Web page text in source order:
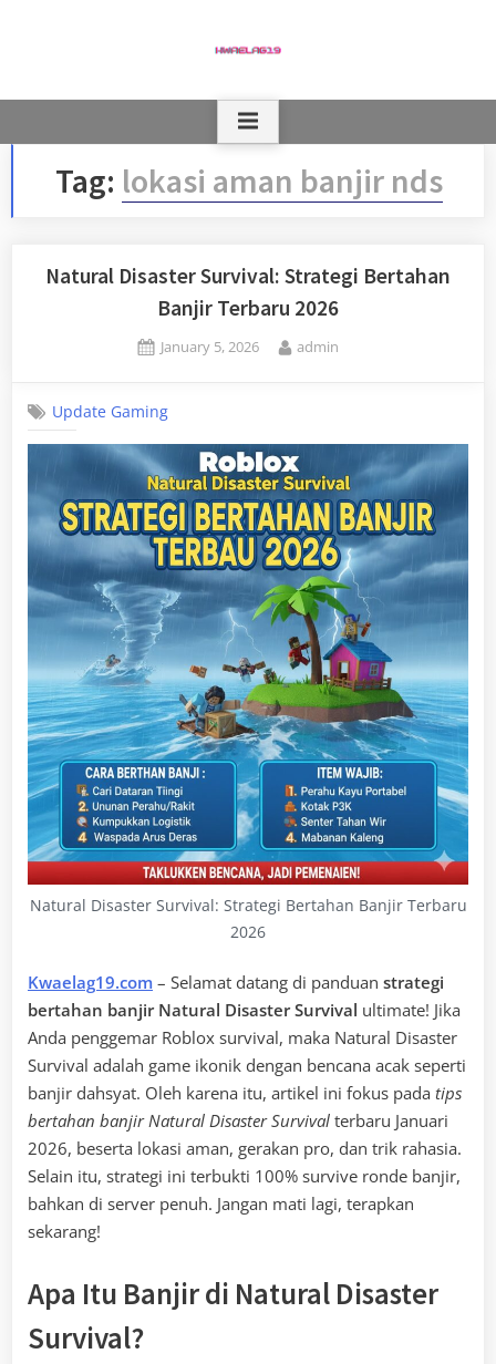
Tag: lokasi aman banjir nds
Natural Disaster Survival: Strategi Bertahan
Banjir Terbaru 2026
Posted
January 5, 2026 By
admin
Update Gaming
Natural Disaster Survival: Strategi Bertahan Banjir Terbaru
2026
Kwaelag19.com – Selamat datang di panduan strategi
bertahan banjir Natural Disaster Survival ultimate! Jika
Anda penggemar Roblox survival, maka Natural Disaster
Survival adalah game ikonik dengan bencana acak seperti
banjir dahsyat. Oleh karena itu, artikel ini fokus pada tips
bertahan banjir Natural Disaster Survival terbaru Januari
2026, beserta lokasi aman, gerakan pro, dan trik rahasia.
Selain itu, strategi ini terbukti 100% survive ronde banjir,
bahkan di server penuh. Jangan mati lagi, terapkan
sekarang!
Apa Itu Banjir di Natural Disaster
Survival?